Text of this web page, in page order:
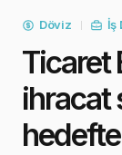
Döviz İş
Ticaret
ihracat
hedefte